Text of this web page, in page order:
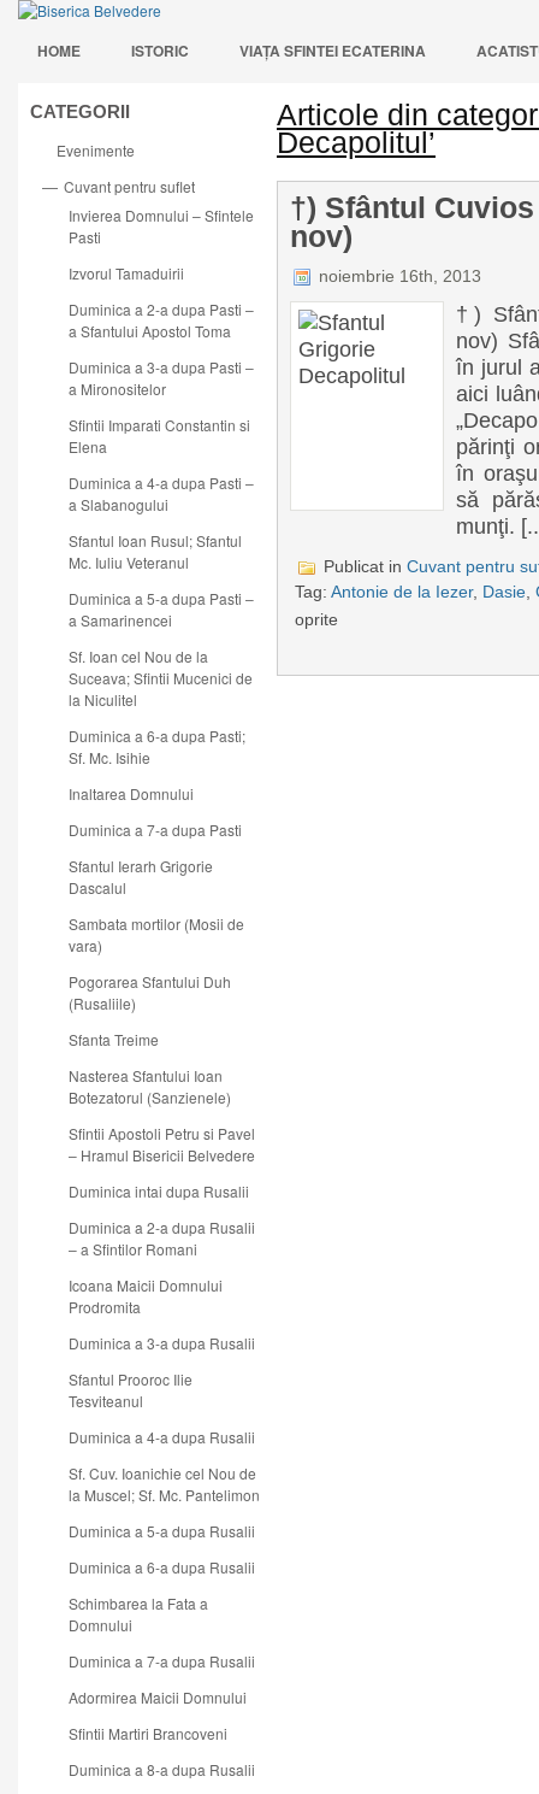
HOME ISTORIC VIAŢA SFINTEI ECATERINA
CATEGORII
Evenimente
— Cuvant pentru suflet
Invierea Domnului – Sfintele
Pasti
Izvorul Tamaduirii
Duminica a 2-a dupa Pasti –
a Sfantului Apostol Toma
Duminica a 3-a dupa Pasti –
a Mironositelor
Sfintii Imparati Constantin si
Elena
Duminica a 4-a dupa Pasti –
a Slabanogului
Sfantul Ioan Rusul; Sfantul
Mc. Iuliu Veteranul
Duminica a 5-a dupa Pasti –
a Samarinencei
Sf. Ioan cel Nou de la
Suceava; Sfintii Mucenici de
la Niculitel
Duminica a 6-a dupa Pasti;
Sf. Mc. Isihie
Inaltarea Domnului
Duminica a 7-a dupa Pasti
Sfantul Ierarh Grigorie
Dascalul
Sambata mortilor (Mosii de
vara)
Pogorarea Sfantului Duh
(Rusaliile)
Sfanta Treime
Nasterea Sfantului Ioan
Botezatorul (Sanzienele)
Sfintii Apostoli Petru si Pavel
– Hramul Bisericii Belvedere
Duminica intai dupa Rusalii
Duminica a 2-a dupa Rusalii
– a Sfintilor Romani
Icoana Maicii Domnului
Prodromita
Duminica a 3-a dupa Rusalii
Sfantul Prooroc Ilie
Tesviteanul
Duminica a 4-a dupa Rusalii
Sf. Cuv. Ioanichie cel Nou de
la Muscel; Sf. Mc. Pantelimon
Duminica a 5-a dupa Rusalii
Duminica a 6-a dupa Rusalii
Schimbarea la Fata a
Domnului
Duminica a 7-a dupa Rusalii
Adormirea Maicii Domnului
Sfintii Martiri Brancoveni
Duminica a 8-a dupa Rusalii
Articole din
Decapolitul’
†) Sfântul
nov)
noiembrie 16th, 2013
†)
nov)
în jurul
aici
părinţi
în
să
munţi.
Publicat in Cuvant pentru
Tag: Antonie de la Iezer, Dasie,
oprite